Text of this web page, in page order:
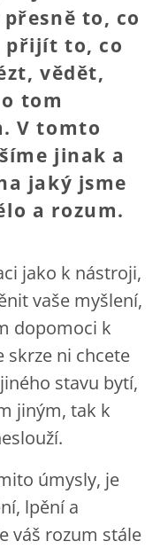
to, co
přijít to, co
vědět,
tom
V tomto
jinak a
jaký jsme
a rozum.
jako k nástroji,
vaše myšlení,
dopomoci k
skrze ni chcete
stavu bytí,
jiným, tak k
úmysly, je
lpění a
váš rozum stále